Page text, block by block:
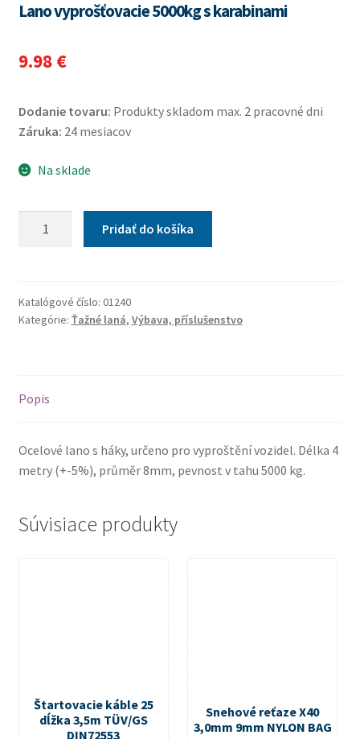
Lano vyprošťovacie 5000kg s karabinami
9.98 €
Dodanie tovaru: Produkty skladom max. 2 pracovné dni
Záruka: 24 mesiacov
Na sklade
s
karabinami
Pridať do košíka
Katalógové číslo: 01240
Kategórie: Ťažné laná, Výbava, příslušenstvo
Popis
Ocelové lano s háky, určeno pro vyproštění vozidel. Délka 4
metry (+-5%), průměr 8mm, pevnost v tahu 5000 kg.
Súvisiace produkty
Štartovacie káble 25
dĺžka 3,5m TÜV/GS
DIN72553
Snehové reťaze X40
3,0mm 9mm NYLON BAG